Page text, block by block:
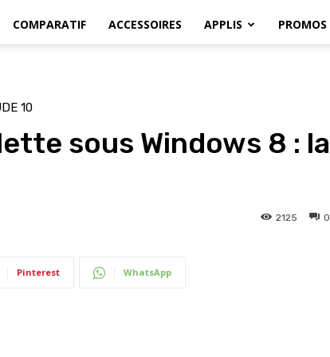
COMPARATIF ACCESSOIRES APPLIS PROMOS
10
sous Windows 8 : la
0
2125
Pinterest WhatsApp